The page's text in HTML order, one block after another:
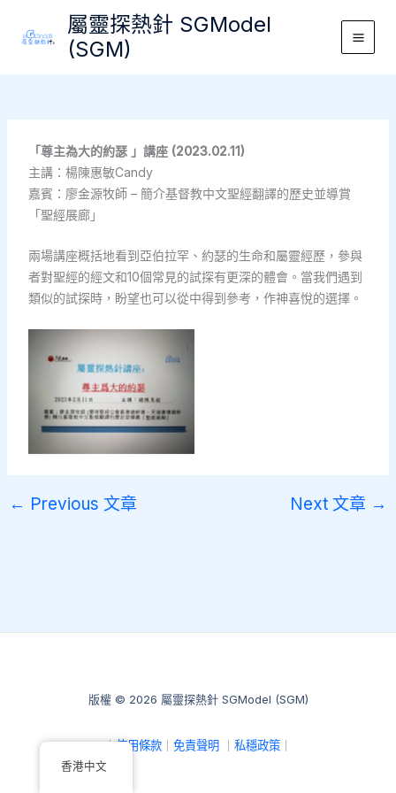
屬靈探熱針 SGModel
(SGM)
Main
「尊主為大的約瑟 」講座 (2023.02.11)
主講：楊陳惠敏Candy
嘉賓：廖金源牧師 – 簡介基督教中文聖經翻譯的歷史並導賞
「聖經展廊」
兩場講座概括地看到亞伯拉罕、約瑟的生命和屬靈經歷，參與
者對聖經的經文和10個常見的試探有更深的體會。當我們遇到
類似的試探時，盼望也可以從中得到參考，作神喜悅的選擇。
← Previous 文章 Next 文章 →
版權 © 2026 屬靈探熱針 SGModel (SGM)
｜使用條款 免責聲明 私穩政策
香港中文